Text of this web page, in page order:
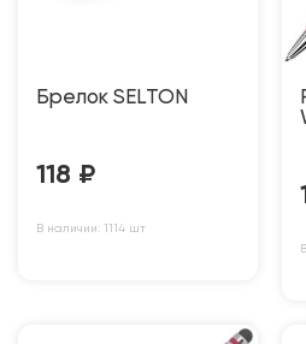
Брелок SELTON
118 ₽
В наличии: 1114 шт